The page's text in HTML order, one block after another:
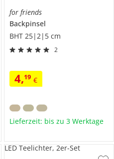
for friends
Backpinsel
BHT 25|2|5 cm
2
4,19 €
Lieferzeit: bis zu 3 Werktage
LED Teelichter, 2er-Set